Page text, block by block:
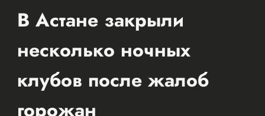
В Астане закрыли
несколько ночных
клубов после жалоб
горожан